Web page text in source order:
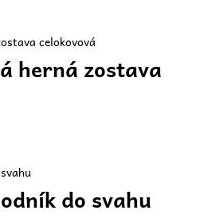
herná zostava
do svahu